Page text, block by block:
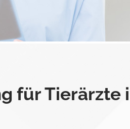
für Tierärzte